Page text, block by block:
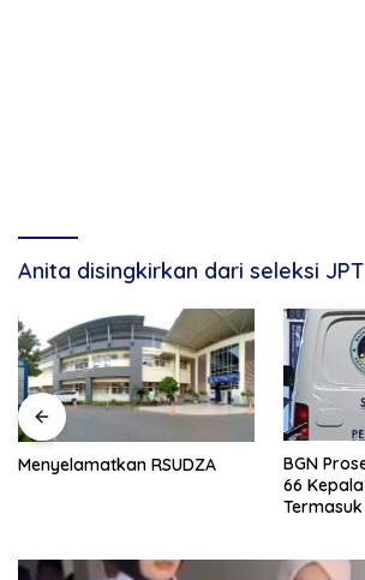
Anita disingkirkan dari seleksi JPT
BGN Proses Pemberhentian
66 Kepala SPPG Indisipliner,
Termasuk Dapur MBG Racun